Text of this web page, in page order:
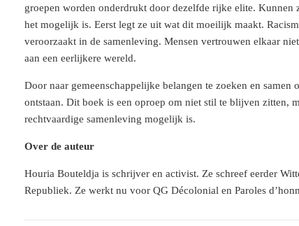
groepen worden onderdrukt door dezelfde rijke elite.
het mogelijk is. Eerst legt ze uit wat dit moeilijk maakt.
veroorzaakt in de samenleving. Mensen vertrouwen elkaar
aan een eerlijkere wereld.
Door naar gemeenschappelijke belangen te zoeken en
ontstaan. Dit boek is een oproep om niet stil te blijven zitten,
rechtvaardige samenleving mogelijk is.
Over de auteur
Houria Bouteldja is schrijver en activist. Ze schreef eerder
Republiek. Ze werkt nu voor QG Décolonial en Paroles